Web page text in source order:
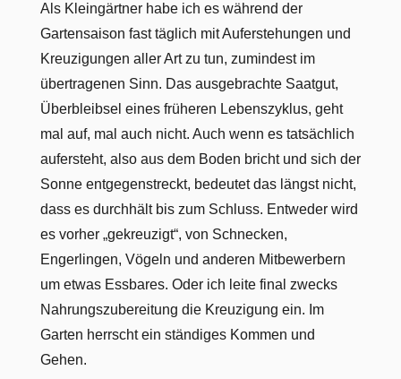
Als Kleingärtner habe ich es während der
Gartensaison fast täglich mit Auferstehungen und
Kreuzigungen aller Art zu tun, zumindest im
übertragenen Sinn. Das ausgebrachte Saatgut,
Überbleibsel eines früheren Lebenszyklus, geht
mal auf, mal auch nicht. Auch wenn es tatsächlich
aufersteht, also aus dem Boden bricht und sich der
Sonne entgegenstreckt, bedeutet das längst nicht,
dass es durchhält bis zum Schluss. Entweder wird
es vorher „gekreuzigt“, von Schnecken,
Engerlingen, Vögeln und anderen Mitbewerbern
um etwas Essbares. Oder ich leite final zwecks
Nahrungszubereitung die Kreuzigung ein. Im
Garten herrscht ein ständiges Kommen und
Gehen.